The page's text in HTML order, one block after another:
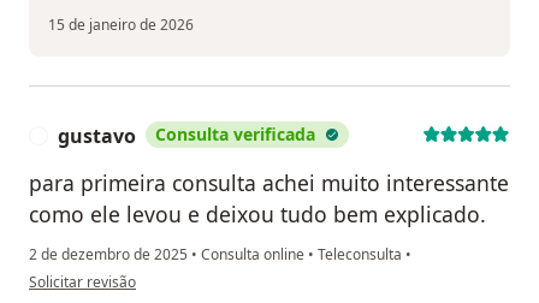
15 de janeiro de 2026
gustavo Consulta verificada
para primeira consulta achei muito interessante
como ele levou e deixou tudo bem explicado.
2 de dezembro de 2025 • Consulta online • Teleconsulta •
na opinião do utilizador gustavo
Solicitar revisão